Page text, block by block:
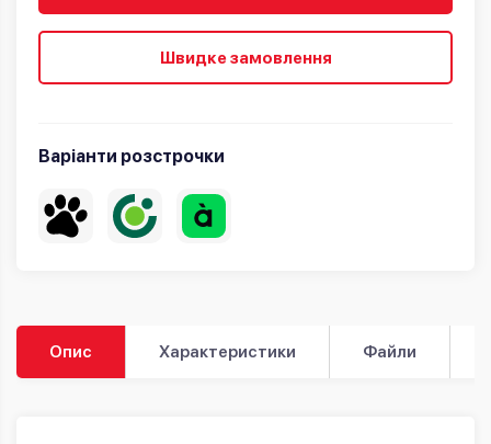
Швидке замовлення
Варіанти розстрочки
Опис Характеристики Файли